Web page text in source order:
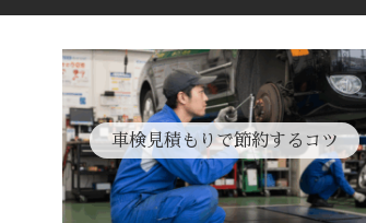
車検見積もりで節約するコツ